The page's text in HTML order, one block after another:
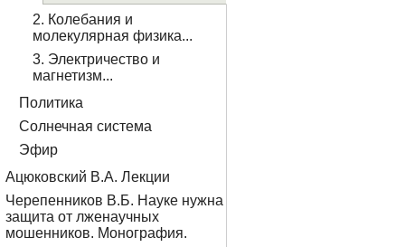
2. Колебания и
молекулярная физика...
3. Электричество и
магнетизм...
Политика
Солнечная система
Эфир
Ацюковский В.А. Лекции
Черепенников В.Б. Науке нужна
защита от лженаучных
мошенников. Монография.